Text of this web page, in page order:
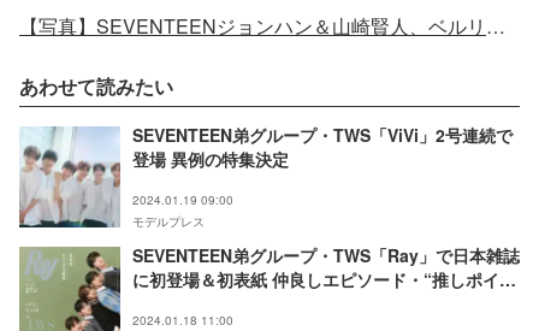
【写真】SEVENTEENジョンハン＆山崎賢人、ベルリンでの“約束”果たす
あわせて読みたい
SEVENTEEN弟グループ・TWS「ViVi」2号連続で
登場 異例の特集決定
2024.01.19 09:00
モデルプレス
SEVENTEEN弟グループ・TWS「Ray」で日本雑誌
に初登場＆初表紙 仲良しエピソード・“推しポイン
2024.01.18 11:00